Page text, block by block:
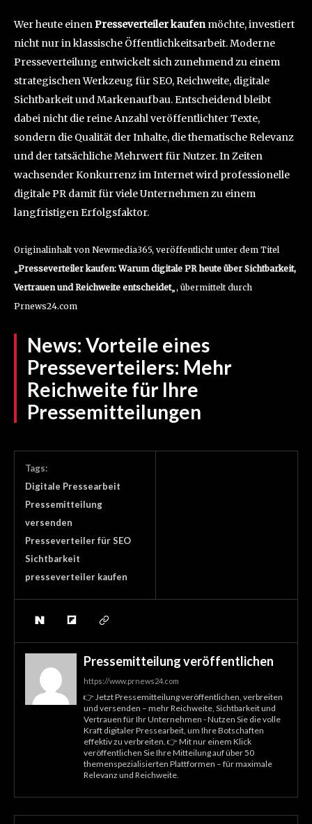
Wer heute einenPresseverteiler kaufenmöchte, investiert
nicht nur in klassische Öffentlichkeitsarbeit. Moderne
Presseverteilung entwickelt sich zunehmend zu einem
strategischen Werkzeug für SEO, Reichweite, digitale
Sichtbarkeit und Markenaufbau. Entscheidend bleibt
dabei nicht die reine Anzahl veröffentlichter Texte,
sondern die Qualität der Inhalte, die thematische Relevanz
und der tatsächliche Mehrwert für Nutzer. In Zeiten
wachsender Konkurrenz im Internet wird professionelle
digitale PR damit für viele Unternehmen zu einem
langfristigen Erfolgsfaktor.
Originalinhalt von Newmedia365, veröffentlicht unter dem Titel
Presseverteiler kaufen: Warum digitale PR heute über Sichtbarkeit,
Vertrauen und Reichweite entscheidet„, übermittelt durch
Prnews24.com
News: Vorteile eines
Presseverteilers: Mehr
Reichweite für Ihre
Pressemitteilungen
Tags:
Digitale Pressearbeit
Pressemitteilung
versenden
Presseverteiler für SEO
Sichtbarkeit
presseverteiler kaufen
Pressemitteilung veröffentlichen
https://www.prnews24.com
👉 Jetzt Pressemitteilung veröffentlichen, verbreiten
und versenden – mehr Reichweite, Sichtbarkeit und
Vertrauen für Ihr Unternehmen - Nutzen Sie die volle
Kraft digitaler Pressearbeit, um Ihre Botschaften
effektiv zu verbreiten. 👉 Mit nur einem Klick
veröffentlichen Sie Ihre Mitteilung auf über 50
themenspezialisierten Plattformen – für maximale
Relevanz und Reichweite.